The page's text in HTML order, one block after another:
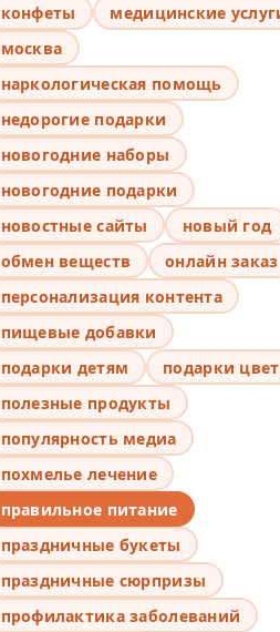
конфеты
медицинские
москва
наркологическая помощь
недорогие подарки
новогодние наборы
новогодние подарки
новостные сайты
новый год
обмен веществ
онлайн заказ
персонализация контента
пищевые добавки
подарки детям
подарки
полезные продукты
популярность медиа
похмелье лечение
правильное питание
праздничные букеты
праздничные сюрпризы
профилактика заболеваний